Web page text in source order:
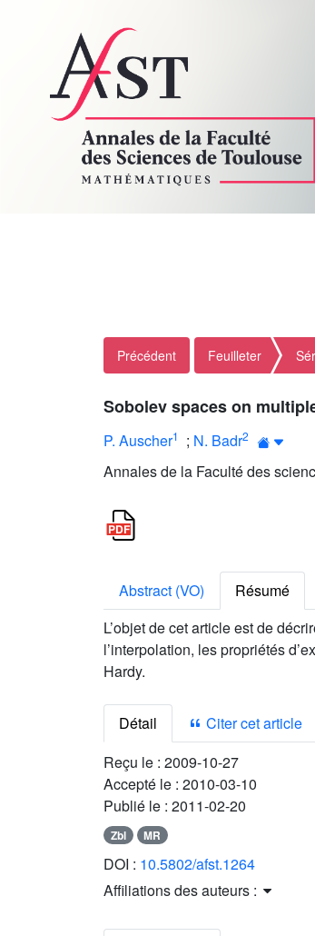
Précédent Feuilleter
Sobolev spaces on
P. Auscher1 ; N. Badr2
Annales de la Faculté des
Abstract (VO)
Résumé
L’objet de cet article est de
l’interpolation, les propriétés
Hardy.
Détail
Citer cet article
Reçu le : 2009-10-27
Accepté le : 2010-03-10
Publié le : 2011-02-20
Zbl MR
DOI : 10.5802/afst.1264
Affiliations des auteurs :